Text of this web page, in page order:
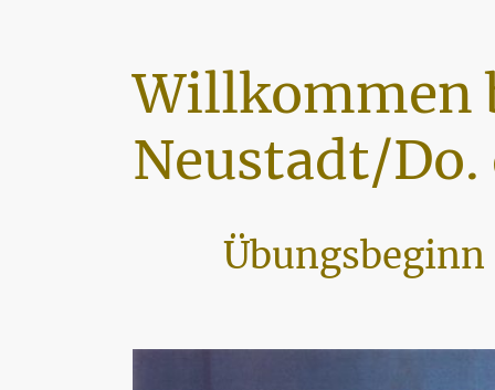
Willkommen
Neustadt/Do.
Übungsbeginn